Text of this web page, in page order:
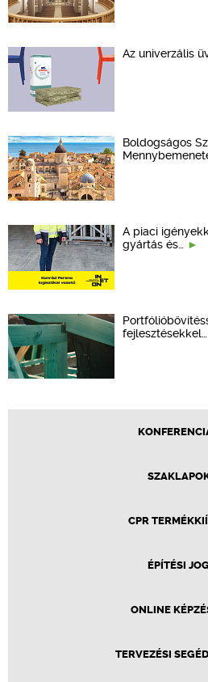
Az univerzális
Boldogságos
A piaci
gyártás és…
fejlesztésekkel…
CPR
ÉPÍTÉSI JOG
ONLINE
TERVEZÉSI